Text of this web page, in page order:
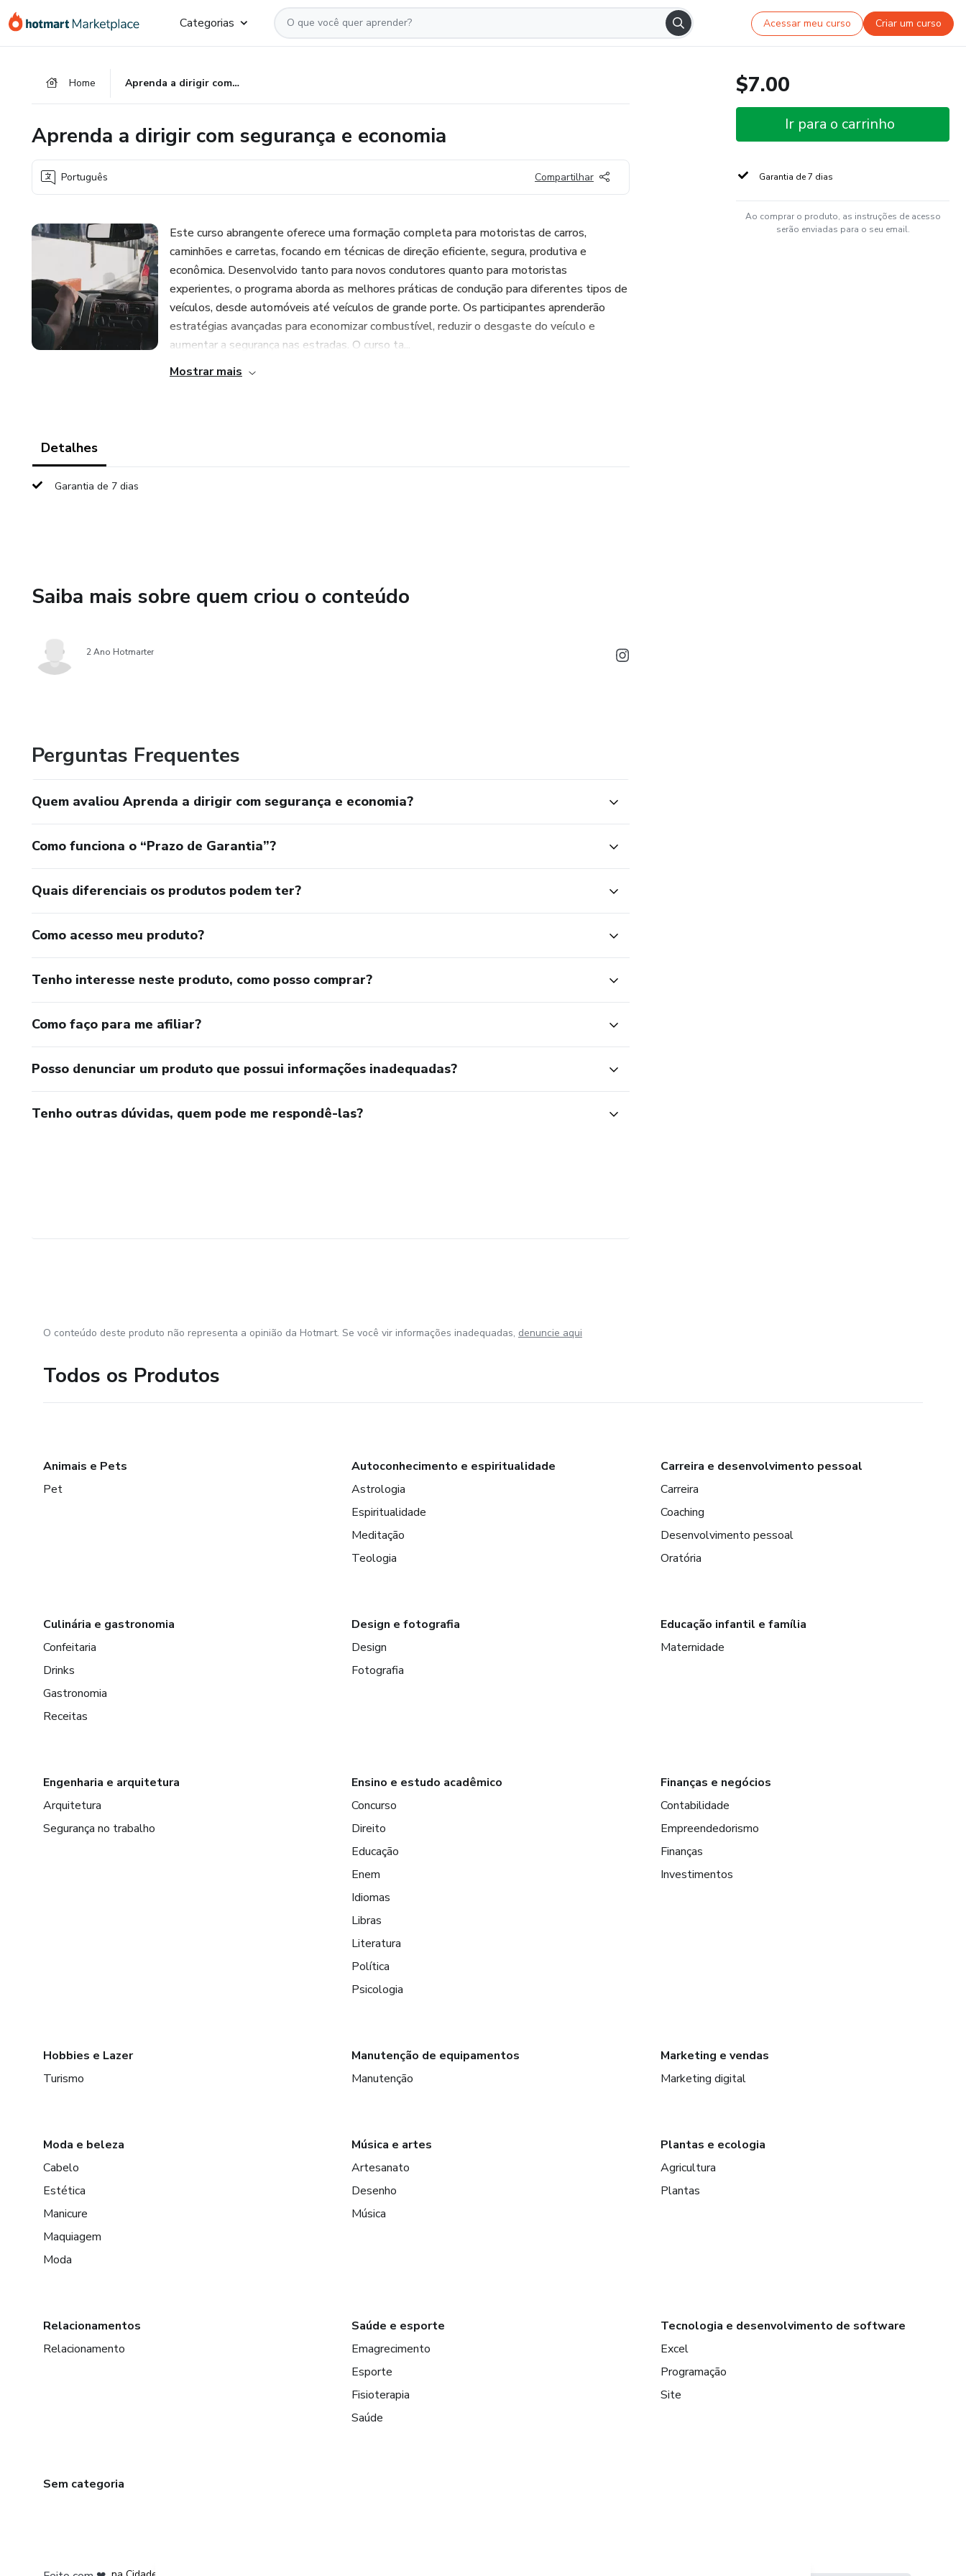
para
para
para
Categorias Acessar meu curso Criar um curso
Home Aprenda a dirigir com segurança e economia
Aprenda a dirigir com segurança e economia
Português Compartilhar
Este curso abrangente oferece uma formação completa para motoristas de carros,
caminhões e carretas, focando em técnicas de direção eficiente, segura, produtiva e
econômica. Desenvolvido tanto para novos condutores quanto para motoristas
experientes, o programa aborda as melhores práticas de condução para diferentes tipos de
veículos, desde automóveis até veículos de grande porte. Os participantes aprenderão
estratégias avançadas para economizar combustível, reduzir o desgaste do veículo e
aumentar a segurança nas estradas. O curso ta...
Mostrar mais
Detalhes
Garantia de 7 dias
Saiba mais sobre quem criou o conteúdo
2 Ano Hotmarter
Perguntas Frequentes
Quem avaliou Aprenda a dirigir com segurança e economia?
Como funciona o “Prazo de Garantia”?
Quais diferenciais os produtos podem ter?
Como acesso meu produto?
Tenho interesse neste produto, como posso comprar?
Como faço para me afiliar?
Posso denunciar um produto que possui informações inadequadas?
Tenho outras dúvidas, quem pode me respondê-las?
$7.00
Ir para o carrinho
Garantia de 7 dias
Ao comprar o produto, as instruções de acesso
serão enviadas para o seu email.
O conteúdo deste produto não representa a opinião da Hotmart. Se você vir informações inadequadas, denuncie aqui
Todos os Produtos
Animais e Pets
Pet
Autoconhecimento e espiritualidade
Astrologia
Espiritualidade
Meditação
Teologia
Carreira e desenvolvimento pessoal
Carreira
Coaching
Desenvolvimento pessoal
Oratória
Culinária e gastronomia
Confeitaria
Drinks
Gastronomia
Receitas
Design e fotografia
Design
Fotografia
Educação infantil e família
Maternidade
Engenharia e arquitetura
Arquitetura
Segurança no trabalho
Ensino e estudo acadêmico
Concurso
Direito
Educação
Enem
Idiomas
Libras
Literatura
Política
Psicologia
Finanças e negócios
Contabilidade
Empreendedorismo
Finanças
Investimentos
Hobbies e Lazer
Turismo
Manutenção de equipamentos
Manutenção
Marketing e vendas
Marketing digital
Moda e beleza
Cabelo
Estética
Manicure
Maquiagem
Moda
Música e artes
Artesanato
Desenho
Música
Plantas e ecologia
Agricultura
Plantas
Relacionamentos
Relacionamento
Saúde e esporte
Emagrecimento
Esporte
Fisioterapia
Saúde
Tecnologia e desenvolvimento de software
Excel
Programação
Site
Sem categoria
na Cidade do México